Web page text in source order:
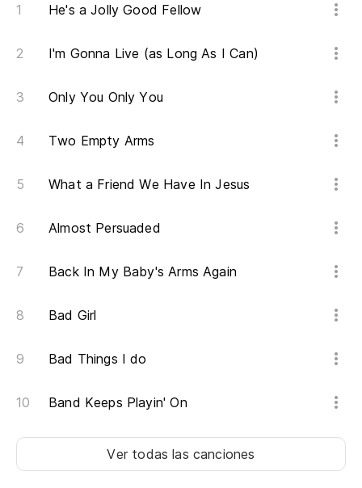
He's a Jolly Good Fellow
I'm Gonna Live (as Long As I Can)
Only You Only You
Two Empty Arms
What a Friend We Have In Jesus
Almost Persuaded
Back In My Baby's Arms Again
Bad Girl
Bad Things I do
Band Keeps Playin' On
Ver todas las canciones